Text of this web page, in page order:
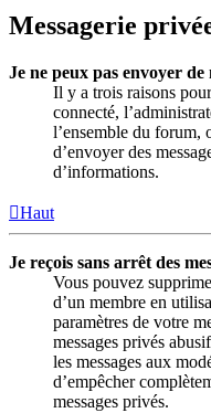
Messagerie
Je ne peux pas envoyer de
Il y a trois raisons
connecté,
l’ensemble du forum,
d’envoyer des
d’informations.
Haut
Je reçois sans arrêt des
Vous pouvez
d’un membre en
paramètres de votre
messages privés
les messages aux
d’empêcher
messages privés.